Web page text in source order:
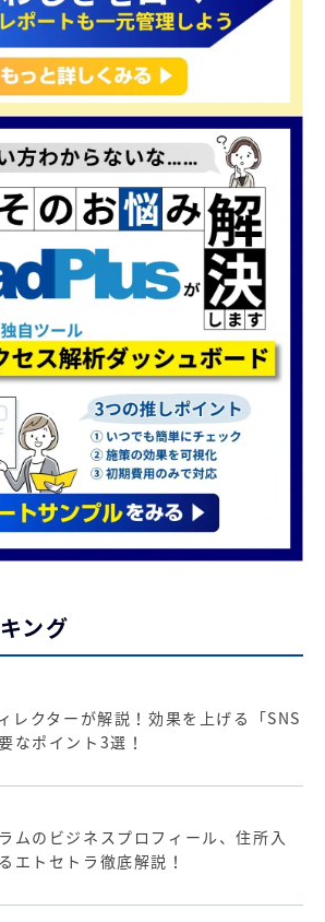
ング
レクターが解説！効果を上げる「SNS
なポイント3選！
ムのビジネスプロフィール、住所入
エトセトラ徹底解説！